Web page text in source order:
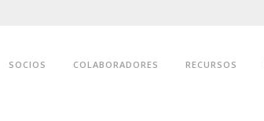
SOCIOS COLABORADORES RECURSOS